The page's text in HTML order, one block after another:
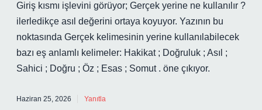
Giriş kısmı işlevini görüyor; Gerçek yerine ne kullanılır ?
ilerledikçe asıl değerini ortaya koyuyor. Yazının bu
noktasında Gerçek kelimesinin yerine kullanılabilecek
bazı eş anlamlı kelimeler: Hakikat ; Doğruluk ; Asıl ;
Sahici ; Doğru ; Öz ; Esas ; Somut . öne çıkıyor.
Haziran 25, 2026 Yanıtla